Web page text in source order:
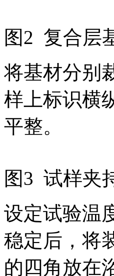
图2 复合层
将基材分别
样上标识横
平整。
图3 试样夹
设定试验温
稳定后，将
的四角放在